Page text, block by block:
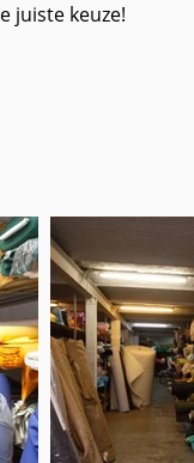
juiste keuze!